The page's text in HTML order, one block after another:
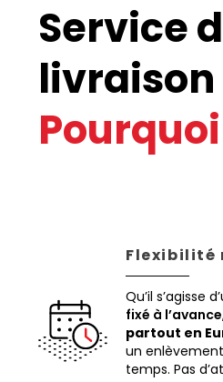
Service
livraison
Pourquoi
Flexibilité
Qu’il s’agisse
fixé à l’avance
partout en
un
temps. Pas